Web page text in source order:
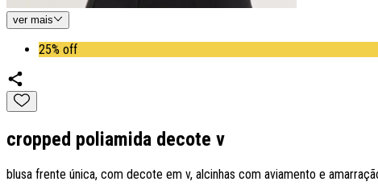
ver mais
25% off
cropped poliamida decote v
blusa frente única, com decote em v, alcinhas com aviamento e